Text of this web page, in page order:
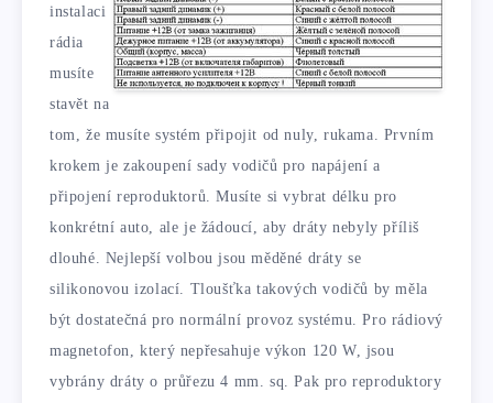
instalaci
rádia
musíte
stavět na
tom, že musíte systém připojit od nuly, rukama. Prvním
krokem je zakoupení sady vodičů pro napájení a
připojení reproduktorů. Musíte si vybrat délku pro
konkrétní auto, ale je žádoucí, aby dráty nebyly příliš
dlouhé. Nejlepší volbou jsou měděné dráty se
silikonovou izolací. Tloušťka takových vodičů by měla
být dostatečná pro normální provoz systému. Pro rádiový
magnetofon, který nepřesahuje výkon 120 W, jsou
vybrány dráty o průřezu 4 mm. sq. Pak pro reproduktory